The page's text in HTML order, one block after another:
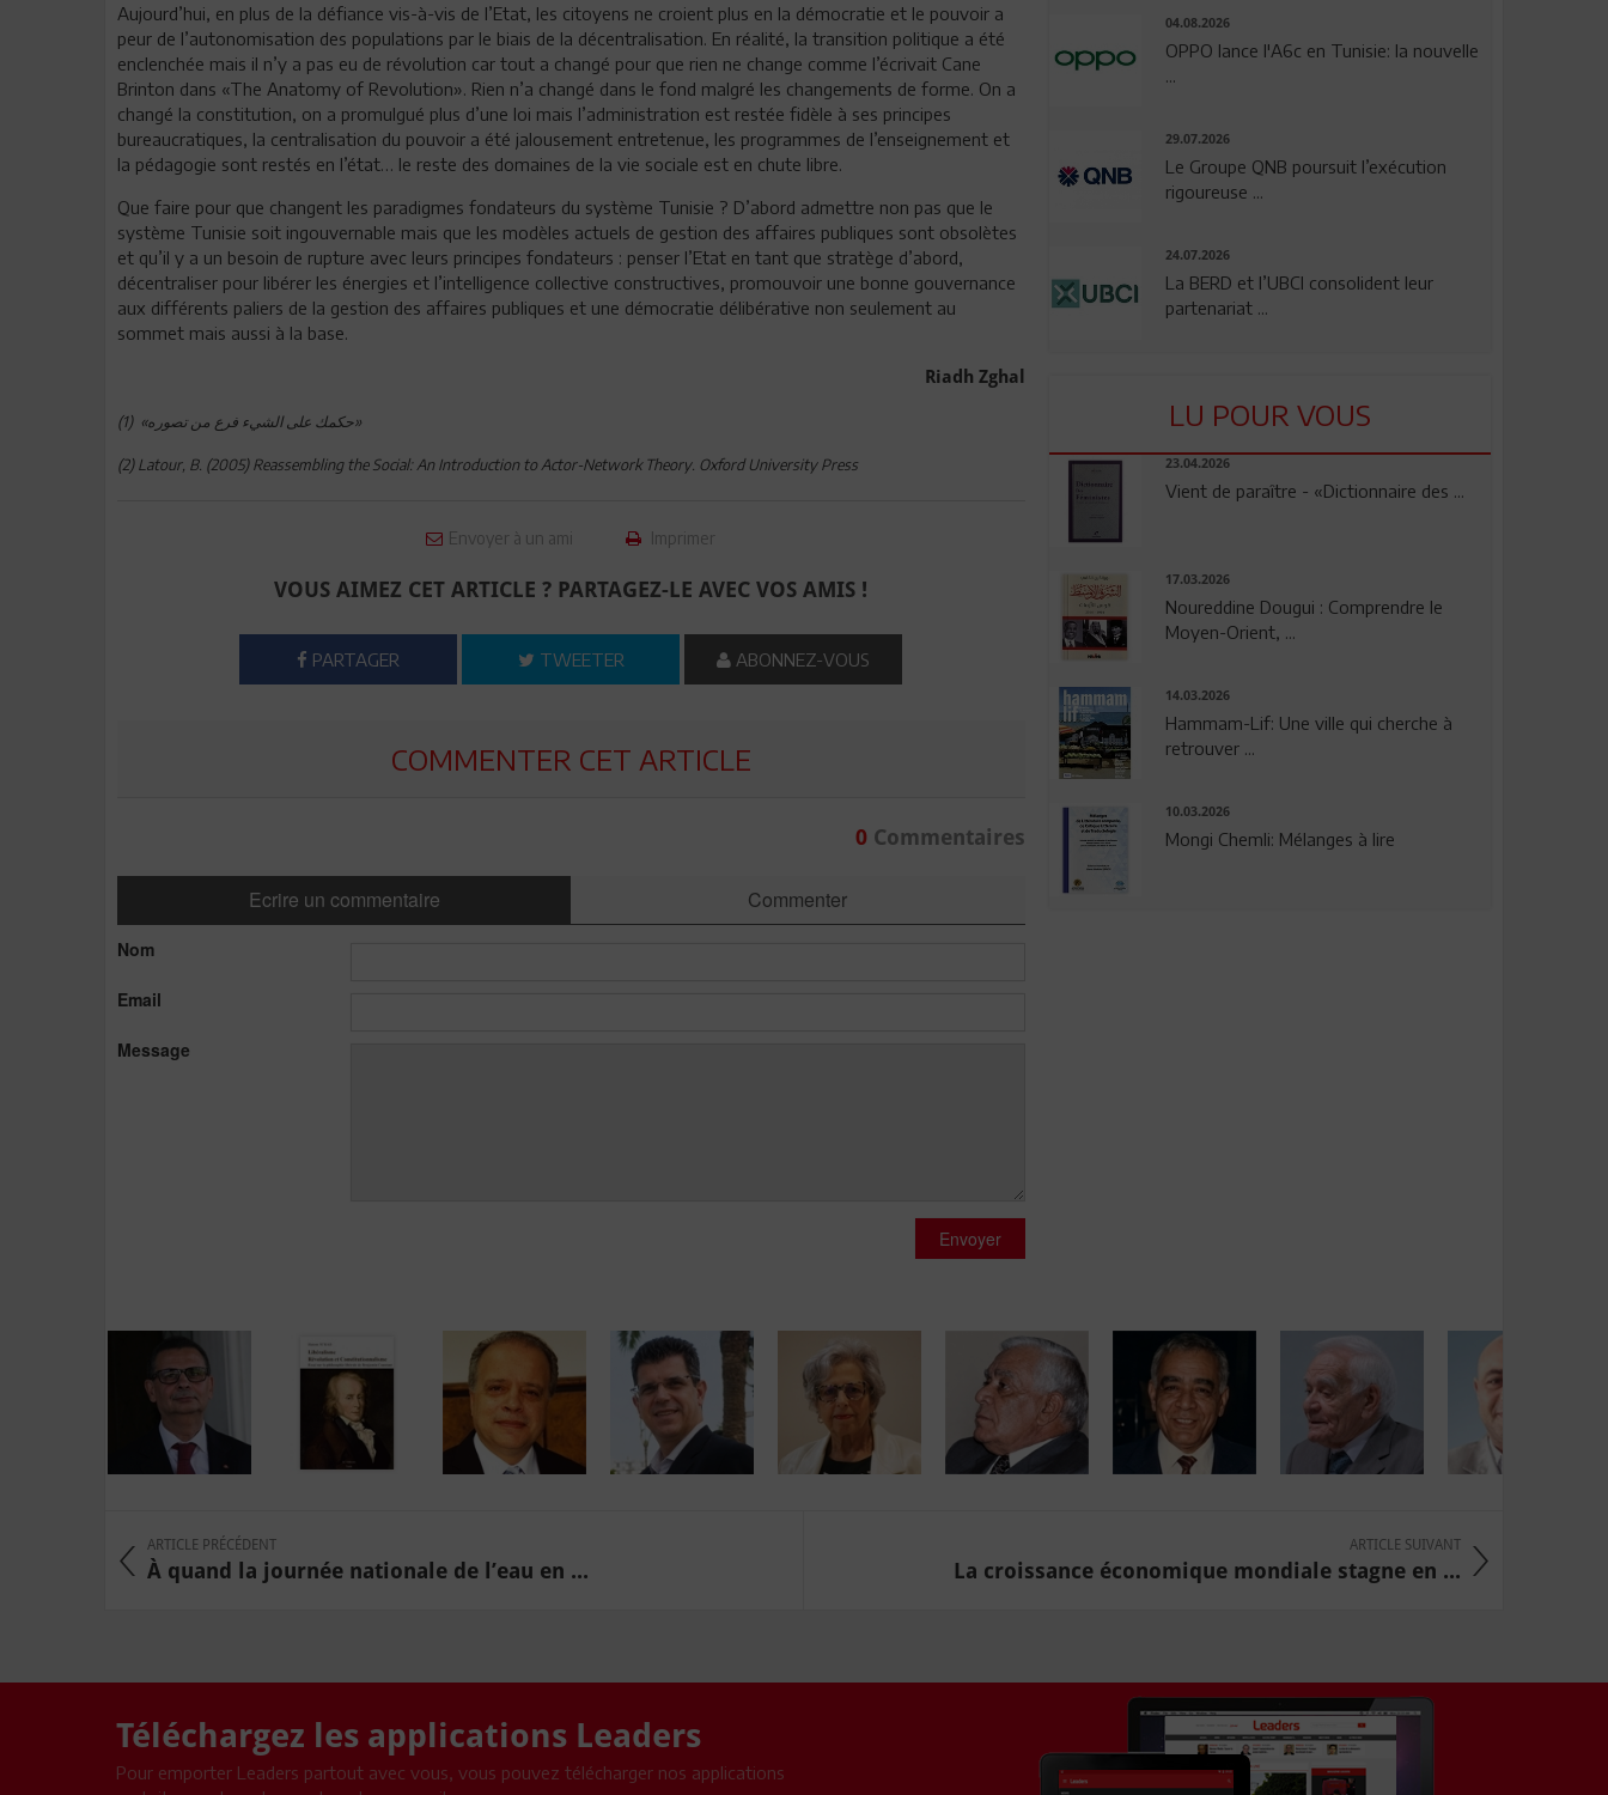
Aujourd’hui, en plus de la défiance vis-à-vis de l’Etat, les citoyens ne croient plus en la démocratie et le pouvoir a
peur de l’autonomisation des populations par le biais de la décentralisation. En réalité, la transition politique a été
enclenchée mais il n’y a pas eu de révolution car tout a changé pour que rien ne change comme l’écrivait Cane
Brinton dans «The Anatomy of Revolution». Rien n’a changé dans le fond malgré les changements de forme. On a
changé la constitution, on a promulgué plus d’une loi mais l’administration est restée fidèle à ses principes
bureaucratiques, la centralisation du pouvoir a été jalousement entretenue, les programmes de l’enseignement et
la pédagogie sont restés en l’état… le reste des domaines de la vie sociale est en chute libre.
Que faire pour que changent les paradigmes fondateurs du système Tunisie ? D’abord admettre non pas que le
système Tunisie soit ingouvernable mais que les modèles actuels de gestion des affaires publiques sont obsolètes
et qu’il y a un besoin de rupture avec leurs principes fondateurs : penser l’Etat en tant que stratège d’abord,
décentraliser pour libérer les énergies et l’intelligence collective constructives, promouvoir une bonne gouvernance
aux différents paliers de la gestion des affaires publiques et une démocratie délibérative non seulement au
sommet mais aussi à la base.
Riadh Zghal
(1) «حكمك على الشيء فرع من تصوره»
(2) Latour, B. (2005) Reassembling the Social: An Introduction to Actor-Network Theory. Oxford University Press
Envoyer à un ami Imprimer
VOUS AIMEZ CET ARTICLE ? PARTAGEZ-LE AVEC VOS AMIS !
PARTAGER TWEETER ABONNEZ-VOUS
COMMENTER CET ARTICLE
0Commentaires
Ecrire un commentaire Commenter
Nom
Email
Message
Envoyer
04.08.2026
OPPO lance l'A6c en Tunisie: la nouvelle
29.07.2026
Le Groupe QNB poursuit l’exécution
rigoureuse ...
24.07.2026
La BERD et l’UBCI consolident leur
partenariat ...
LU POUR VOUS
23.04.2026
Vient de paraître - «Dictionnaire des ...
17.03.2026
Noureddine Dougui : Comprendre le
Moyen-Orient, ...
14.03.2026
Hammam-Lif: Une ville qui cherche à
retrouver ...
10.03.2026
Mongi Chemli: Mélanges à lire
ARTICLE PRÉCÉDENT
À quand la journée nationale de l’eau en ...
ARTICLE SUIVANT
La croissance économique mondiale stagne en ...
Téléchargez les applications Leaders
Pour emporter Leaders partout avec vous, vous pouvez télécharger nos applications